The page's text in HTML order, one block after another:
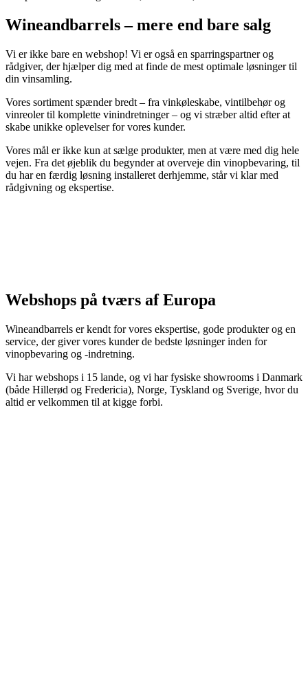
Wineandbarrels – mere end bare salg
Vi er ikke bare en webshop! Vi er også en sparringspartner og
rådgiver, der hjælper dig med at finde de mest optimale løsninger til
din vinsamling.
Vores sortiment spænder bredt – fra vinkøleskabe, vintilbehør og
vinreoler til komplette vinindretninger – og vi stræber altid efter at
skabe unikke oplevelser for vores kunder.
Vores mål er ikke kun at sælge produkter, men at være med dig hele
vejen. Fra det øjeblik du begynder at overveje din vinopbevaring, til
du har en færdig løsning installeret derhjemme, står vi klar med
rådgivning og ekspertise.
Webshops på tværs af Europa
Wineandbarrels er kendt for vores ekspertise, gode produkter og en
service, der giver vores kunder de bedste løsninger inden for
vinopbevaring og -indretning.
Vi har webshops i 15 lande, og vi har fysiske showrooms i Danmark
(både Hillerød og Fredericia), Norge, Tyskland og Sverige, hvor du
altid er velkommen til at kigge forbi.